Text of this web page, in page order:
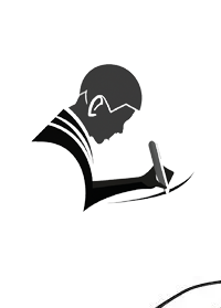
inhoud
(druk